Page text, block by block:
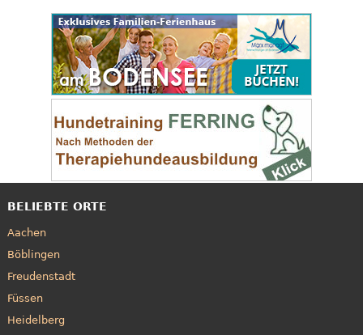
BELIEBTE ORTE
Aachen
Böblingen
Freudenstadt
Füssen
Heidelberg